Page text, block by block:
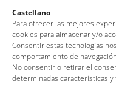
Castellano
Para ofrecer las mejores
cookies para almacenar y/o
Consentir estas tecnologías
comportamiento de
No consentir o retirar el
determinadas características y
Nota legal